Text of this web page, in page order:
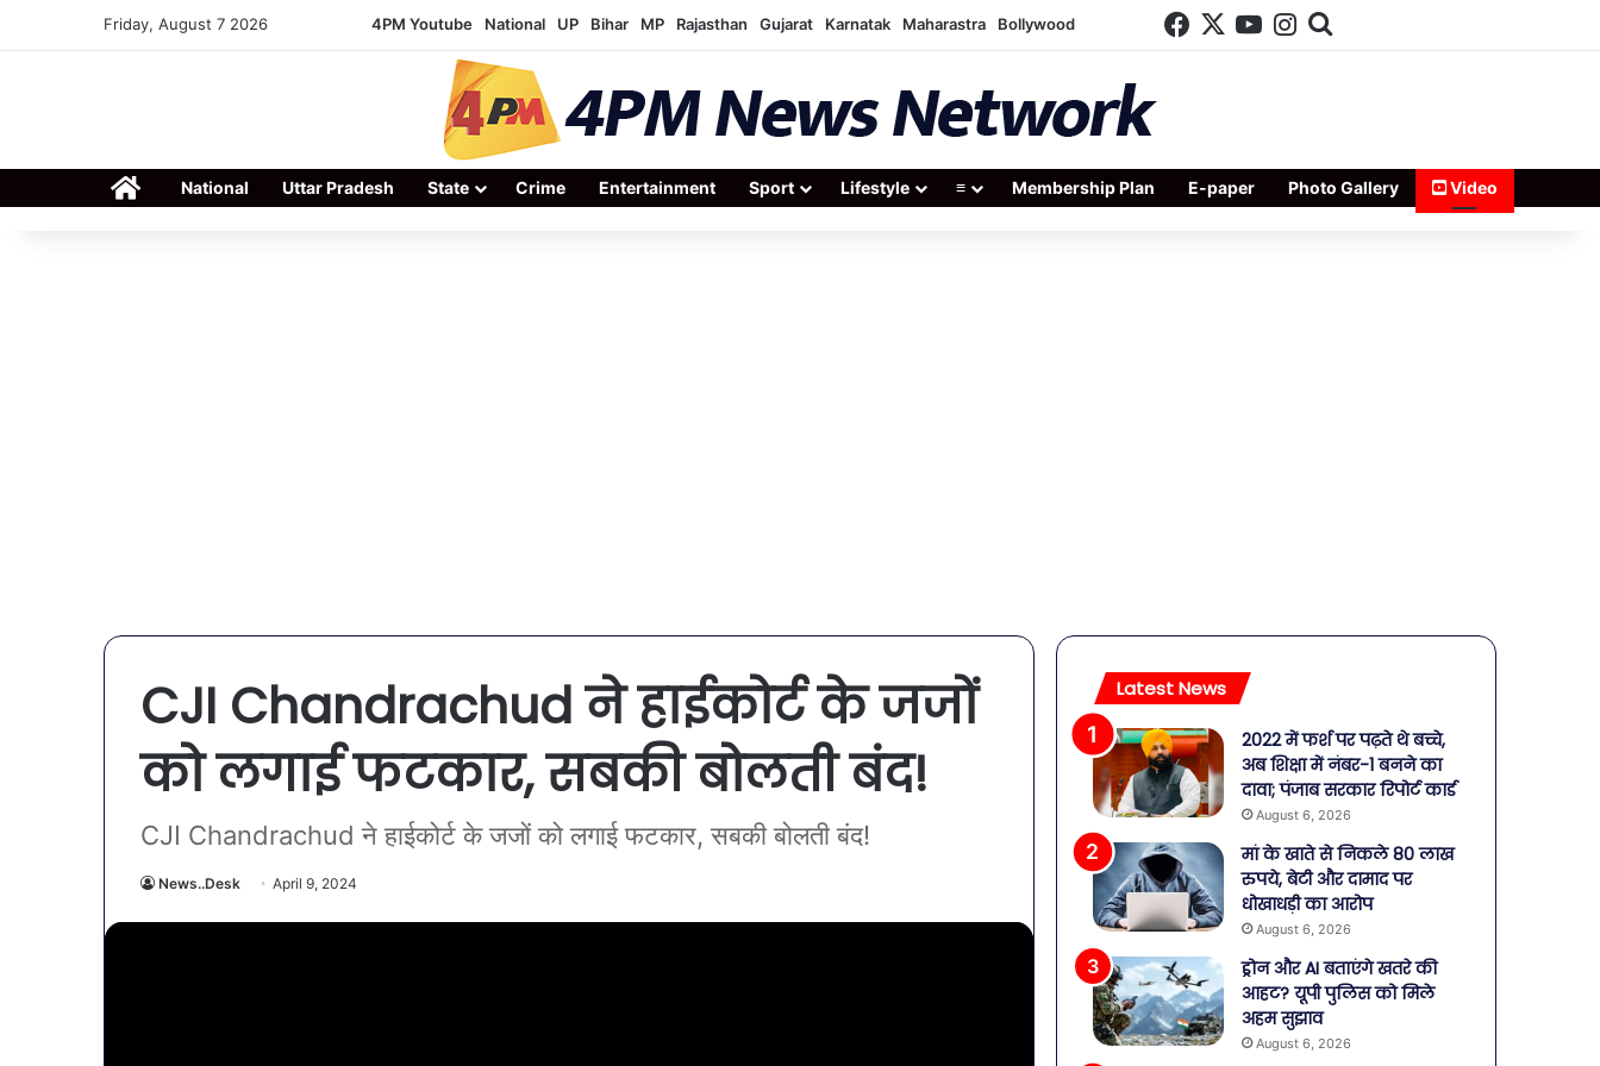
Friday, August 7 2026 4PM Youtube National UP Bihar MP Rajasthan Gujarat Karnatak Maharastra Bollywood Facebook
X YouTube
Instagram
HomeNational Uttar Pradesh State Crime Entertainment Sport Lifestyle ≡ Membership Plan E-paper Photo Gallery Video
CJI Chandrachud ने हाईकोर्ट के जजों
को लगाई फटकार, सबकी बोलती बंद!
CJI Chandrachud ने हाईकोर्ट के जजों को लगाई फटकार, सबकी बोलती बंद!
News..Desk April 9, 2024
Latest News
2022 में फर्श पर पढ़ते थे बच्चे,
अब शिक्षा में नंबर-1 बनने का
दावा; पंजाब सरकार रिपोर्ट कार्ड
August 6, 2026
मां के खाते से निकले 80 लाख
रुपये, बेटी और दामाद पर
धोखाधड़ी का आरोप
August 6, 2026
ड्रोन और AI बताएंगे खतरे की
आहट? यूपी पुलिस को मिले
अहम सुझाव
August 6, 2026